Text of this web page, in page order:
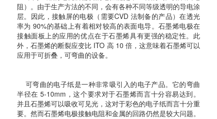
阻）。由于生产方法的不同，会有各种不同等级透明的导电涂
层。因此，接触屏的电极（需要CVD 法制备的产品）在透光
率为 90%的基础上有着相对较高的表面电导。石墨烯电极在
接触面板上的应用的优点在于石墨烯具有更强的稳定性。此
外，石墨烯的断裂应变比 ITO 高 10 倍，这意味着石墨烯可以
应用于可折叠，可弯曲的设备。
可弯曲的电子纸是一种非常吸引入的电子产品。它的弯曲
半径在 5-10mm，这个要求对于石墨烯而言十分容易达到。
并且石墨烯可以吸收可见光，这对于彩色的电子纸而言十分重
要。然而石墨烯电极接触电阻和金属的回路仍然是较大问题。